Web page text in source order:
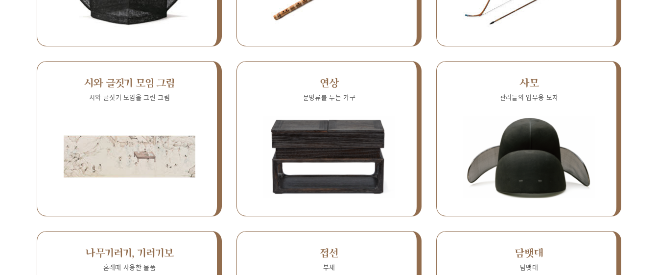
시와 글짓기 모임 그림
시와 글짓기 모임을 그린 그림
연상
문방류를 두는 가구
사모
관리들의 업무용 모자
나무기러기, 기러기보
혼례때 사용한 물품
접선
부채
담뱃대
담뱃대